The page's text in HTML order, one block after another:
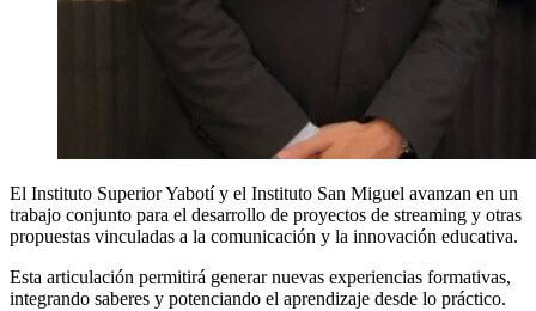
El Instituto Superior Yabotí y el Instituto San Miguel avanzan en un
trabajo conjunto para el desarrollo de proyectos de streaming y otras
propuestas vinculadas a la comunicación y la innovación educativa.
Esta articulación permitirá generar nuevas experiencias formativas,
integrando saberes y potenciando el aprendizaje desde lo práctico.